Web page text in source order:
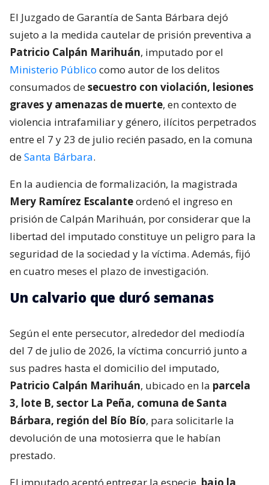
El Juzgado de Garantía de Santa Bárbara dejó
sujeto a la medida cautelar de prisión preventiva a
Patricio Calpán Marihuán, imputado por el
Ministerio Público como autor de los delitos
consumados desecuestro con violación, lesiones
graves y amenazas de muerte, en contexto de
violencia intrafamiliar y género, ilícitos perpetrados
entre el 7 y 23 de julio recién pasado, en la comuna
deSanta Bárbara.
En la audiencia de formalización, la magistrada
Mery Ramírez Escalanteordenó el ingreso en
prisión de Calpán Marihuán, por considerar que la
libertad del imputado constituye un peligro para la
seguridad de la sociedad y la víctima. Además, fijó
en cuatro meses el plazo de investigación.
Un calvario que duró semanas
Según el ente persecutor, alrededor del mediodía
del 7 de julio de 2026, la víctima concurrió junto a
sus padres hasta el domicilio del imputado,
Patricio Calpán Marihuán, ubicado en la parcela
3, lote B, sector La Peña, comuna de Santa
Bárbara, región del Bío Bío, para solicitarle la
devolución de una motosierra que le habían
prestado.
El imputado aceptó entregar la especie, bajo la